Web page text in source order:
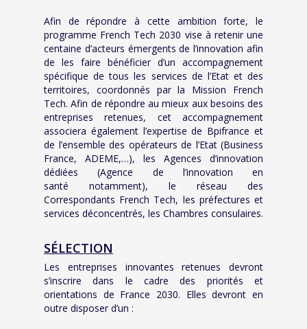
Afin de répondre à cette ambition forte, le
programme French Tech 2030 vise à retenir une
centaine d’acteurs émergents de l’innovation afin
de les faire bénéficier d’un accompagnement
spécifique de tous les services de l’Etat et des
territoires, coordonnés par la Mission French
Tech. Afin de répondre au mieux aux besoins des
entreprises retenues, cet accompagnement
associera également l’expertise de Bpifrance et
de l’ensemble des opérateurs de l’Etat (Business
France, ADEME,…), les Agences d’innovation
dédiées (Agence de l’innovation en
santé notamment), le réseau des
Correspondants French Tech, les préfectures et
services déconcentrés, les Chambres consulaires.
SÉLECTION
Les entreprises innovantes retenues devront
s’inscrire dans le cadre des priorités et
orientations de France 2030. Elles devront en
outre disposer d’un :